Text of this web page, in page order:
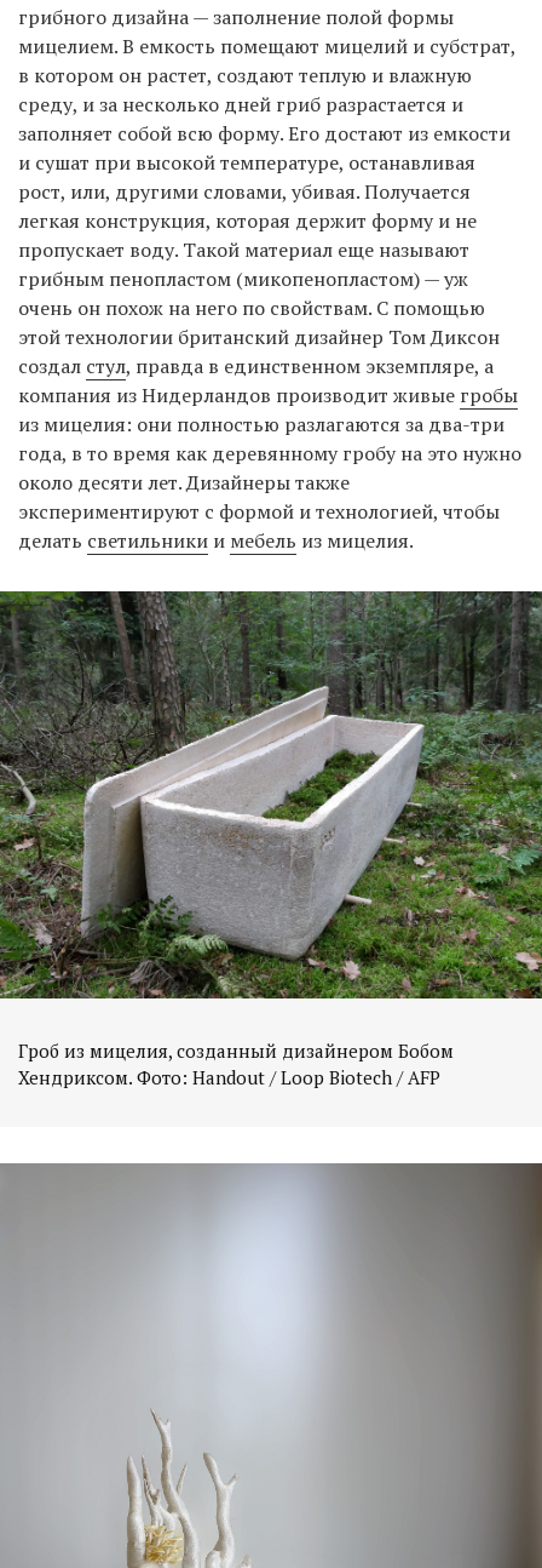
грибного дизайна — заполнение полой формы
мицелием. В емкость помещают мицелий и субстрат,
в котором он растет, создают теплую и влажную
среду, и за несколько дней гриб разрастается и
заполняет собой всю форму. Его достают из емкости
и сушат при высокой температуре, останавливая
рост, или, другими словами, убивая. Получается
легкая конструкция, которая держит форму и не
пропускает воду. Такой материал еще называют
грибным пенопластом (микопенопластом) — уж
очень он похож на него по свойствам. С помощью
этой технологии британский дизайнер Том Диксон
создал стул, правда в единственном экземпляре, а
компания из Нидерландов производит живые гробы
из мицелия: они полностью разлагаются за два-три
года, в то время как деревянному гробу на это нужно
около десяти лет. Дизайнеры также
экспериментируют с формой и технологией, чтобы
делать светильники и мебель из мицелия.
Гроб из мицелия, созданный дизайнером Бобом
Хендриксом. Фото: Handout / Loop Biotech / AFP